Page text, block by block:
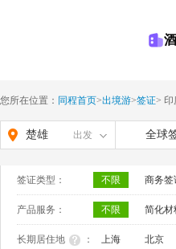
您所在位置： 同程首页>出境游>签证> 印
楚雄 出发 全球
签证类型： 不限 商务签
产品服务： 不限 简化材
长期居住地 ： 上海 北京